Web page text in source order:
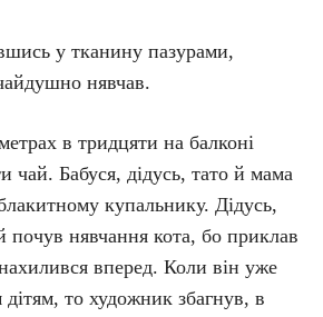
у тканину пазурами,
нявчав.
в тридцяти на балконі
чай. Бабуся, дідусь, тато й мама
купальнику. Дідусь,
нявчання кота, бо приклав
вперед. Коли він уже
дітям, то художник збагнув, в